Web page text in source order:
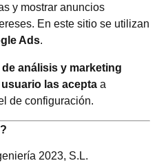
y mostrar anuncios
En este sitio se utilizan
Ads.
de análisis y marketing
las acepta a
de configuración.
2023, S.L.